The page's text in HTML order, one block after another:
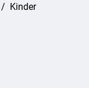
Kinder